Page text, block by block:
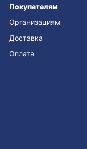
Покупателям
Организациям
Доставка
Оплата